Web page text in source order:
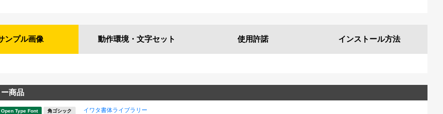
ンプル画像 動作環境・ 文字セット 使用許諾 インストール方法
商品
Open Type Font 角ゴシック イワタ書体ライブラリー